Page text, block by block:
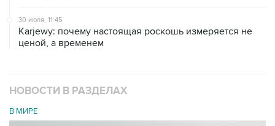
30 июля, 11:45
Karjewy: почему настоящая роскошь измеряется не
ценой, а временем
НОВОСТИ В РАЗДЕЛАХ
В МИРЕ